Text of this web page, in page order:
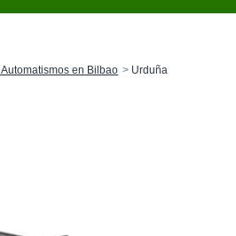
Automatismos en Bilbao Urduña